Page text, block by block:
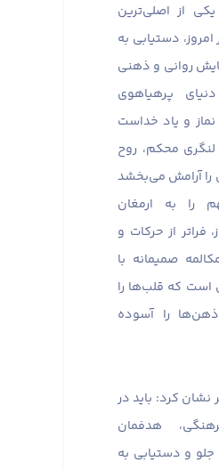
از اصلی‌ترین
دستیابی به
روانی و ذهنی
پرهیاهوی
نماز و یاد خداست
محکم، روح
را آرامش می‌بخشد
را به ارمغان
فراتر از حرکات و
صمیمانه با
که قلب‌ها را
را آسوده
کرد: باید در
هدفمان
و دستیابی به